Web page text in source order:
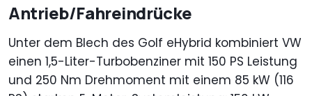
Antrieb/Fahreindrücke
Unter dem Blech des Golf eHybrid kombiniert VW
einen 1,5-Liter-Turbobenziner mit 150 PS Leistung
und 250 Nm Drehmoment mit einem 85 kW (116